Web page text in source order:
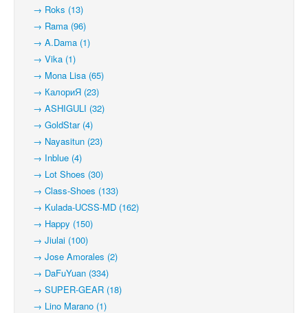
→ Roks (13)
→ Rama (96)
→ A.Dama (1)
→ Vika (1)
→ Mona Lisa (65)
→ КалориЯ (23)
→ ASHIGULI (32)
→ GoldStar (4)
→ Nayasitun (23)
→ Inblue (4)
→ Lot Shoes (30)
→ Class-Shoes (133)
→ Kulada-UCSS-MD (162)
→ Happy (150)
→ Jiulai (100)
→ Jose Amorales (2)
→ DaFuYuan (334)
→ SUPER-GEAR (18)
→ Lino Marano (1)